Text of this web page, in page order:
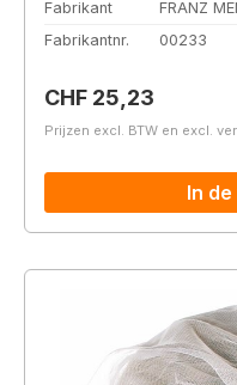
Fabrikant
FRANZ
Fabrikantnr.
00233
Normale prijs:
CHF 25,23
Prijzen excl. BTW en excl.
In